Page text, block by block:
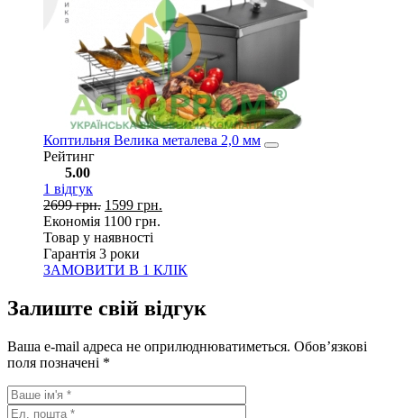
Коптильня Велика металева 2,0 мм
Рейтинг
5.00
1 відгук
2699грн. 1599 грн.
Економія 1100 грн.
Товар у наявності
Гарантія 3 роки
ЗАМОВИТИ В 1 КЛІК
Залиште свій відгук
Ваша e-mail адреса не оприлюднюватиметься. Обов’язкові
поля позначені *